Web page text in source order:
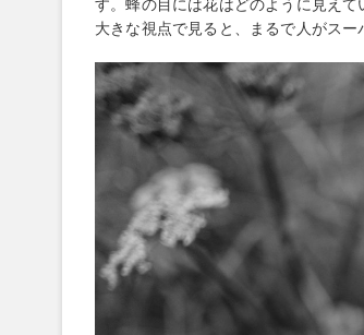
す。蜂の目には花はどのように見え
大きな視点で見ると、まるで人がス